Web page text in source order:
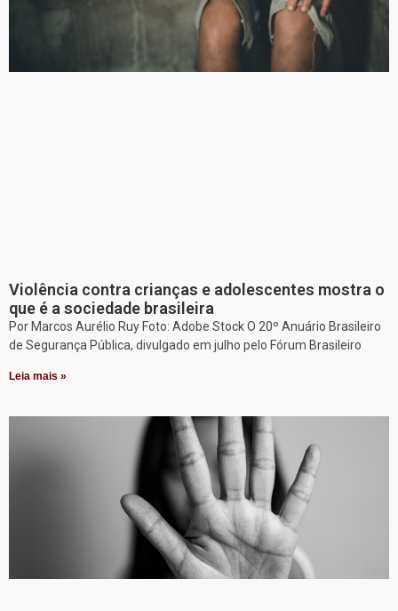
Violência contra crianças e adolescentes mostra o
que é a sociedade brasileira
Por Marcos Aurélio Ruy Foto: Adobe Stock O 20º Anuário Brasileiro
de Segurança Pública, divulgado em julho pelo Fórum Brasileiro
Leia mais »